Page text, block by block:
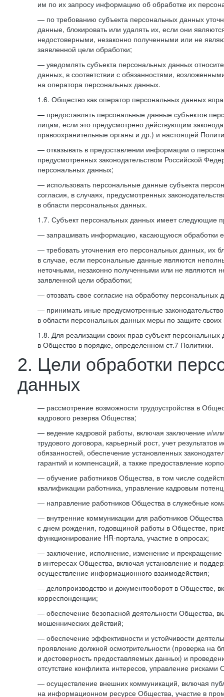
им по их запросу информацию об обработке их
— по требованию субъекта персональных данных
данные, блокировать или удалять их, если они
недостоверными, незаконно полученными или не
заявленной цели обработки;
— уведомлять субъекта персональных данных
данных, в соответствии с обязанностями,
на оператора персональных данных.
1.6. Общество как оператор персональных данных
— предоставлять персональные данные субъектов
лицам, если это предусмотрено действующим
правоохранительные органы и др.) и настоящей
— отказывать в предоставлении информации о
предусмотренных законодательством Российской
персональных данных;
— использовать персональные данные субъекта
согласия, в случаях, предусмотренных
в области персональных данных.
1.7. Субъект персональных данных имеет следующие
— запрашивать информацию, касающуюся обработки
— требовать уточнения его персональных данных, их
в случае, если персональные данные являются
неточными, незаконно полученными или не являются
заявленной цели обработки;
— отозвать свое согласие на обработку персональных
— принимать иные предусмотренные
в области персональных данных меры по защите своих
1.8. Для реализации своих прав субъект
в Общество в порядке, определенном ст.7 Политики.
2. Цели обработки
данных
— рассмотрение возможности трудоустройства в
кадрового резерва Общества;
— ведение кадровой работы, включая заключение и/
трудового договора, карьерный рост, учет
обязанностей, обеспечение установленных
гарантий и компенсаций, а также предоставление
— обучение работников Общества, в том числе
квалификации работника, управление кадровым
— направление работников Общества в служебные
— внутренние коммуникации для работников
с днем рождения, годовщиной работы в Обществе,
функционирование HR-портала, участие в опросах;
— заключение, исполнение, изменение и прекращение
в интересах Общества, включая установление и
осуществление информационного взаимодействия;
— делопроизводство и документооборот в Обществе,
корреспонденции;
— обеспечение безопасной деятельности Общества,
мошеннических действий;
— обеспечение эффективности и устойчивости
проявление должной осмотрительности (проверка на
и достоверность предоставляемых данных) и
отсутствие конфликта интересов, управление рисками
— осуществление внешних коммуникаций, включая
на информационном ресурсе Общества, участие в